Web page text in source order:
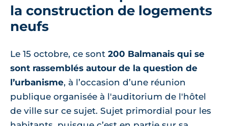
la construction de logements
neufs
Le 15 octobre, ce sont 200 Balmanais qui se
sont rassemblés autour de la question de
l’urbanisme, à l’occasion d’une réunion
publique organisée à l'auditorium de l'hôtel
de ville sur ce sujet. Sujet primordial pour les